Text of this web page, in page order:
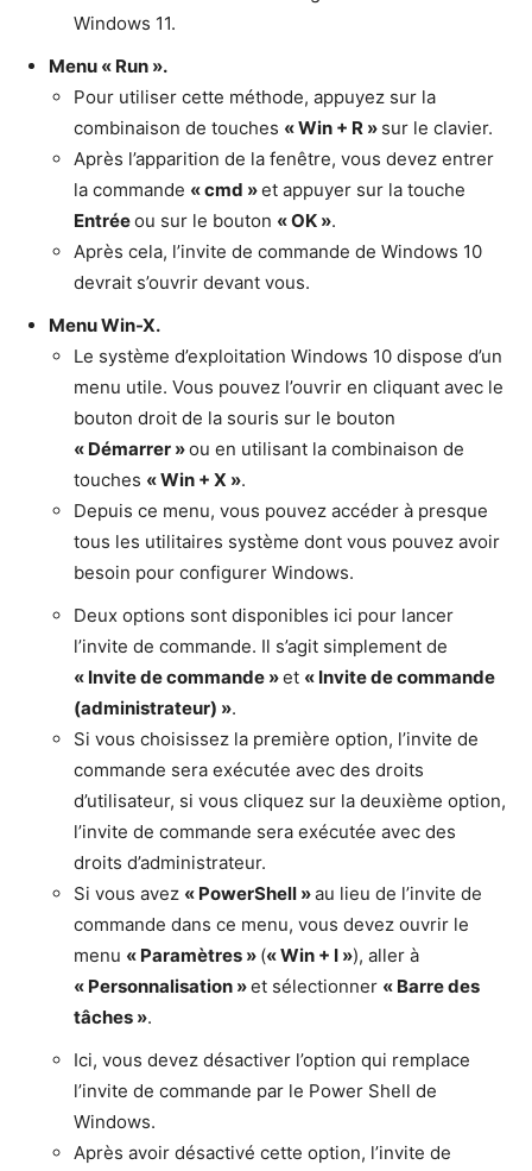
Windows 11.
Menu « Run ».
Pour utiliser cette méthode, appuyez sur la
combinaison de touches « Win + R » sur le clavier.
Après l’apparition de la fenêtre, vous devez entrer
la commande « cmd »et appuyer sur la touche
Entréeou sur le bouton « OK ».
Après cela, l’invite de commande de Windows 10
devrait s’ouvrir devant vous.
Menu Win-X.
Le système d’exploitation Windows 10 dispose d’un
menu utile. Vous pouvez l’ouvrir en cliquant avec le
bouton droit de la souris sur le bouton
« Démarrer »ou en utilisant la combinaison de
touches « Win + X ».
Depuis ce menu, vous pouvez accéder à presque
tous les utilitaires système dont vous pouvez avoir
besoin pour configurer Windows.
Deux options sont disponibles ici pour lancer
l’invite de commande. Il s’agit simplement de
« Invite de commande »et « Invite de commande
(administrateur) ».
Si vous choisissez la première option, l’invite de
commande sera exécutée avec des droits
d’utilisateur, si vous cliquez sur la deuxième option,
l’invite de commande sera exécutée avec des
droits d’administrateur.
Si vous avez « PowerShell »au lieu de l’invite de
commande dans ce menu, vous devez ouvrir le
menu « Paramètres » (« Win + I »), aller à
« Personnalisation »et sélectionner « Barre des
tâches ».
Ici, vous devez désactiver l’option qui remplace
l’invite de commande par le Power Shell de
Windows.
Après avoir désactivé cette option, l’invite de